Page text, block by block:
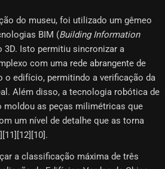
do museu, foi utilizado um gêmeo
BIM (Building Information
3D. Isto permitiu sincronizar a
com uma rede abrangente de
o edifício, permitindo a verificação da
Além disso, a tecnologia robótica de
as peças milimétricas que
um nível de detalhe que as torna
a classificação máxima de três